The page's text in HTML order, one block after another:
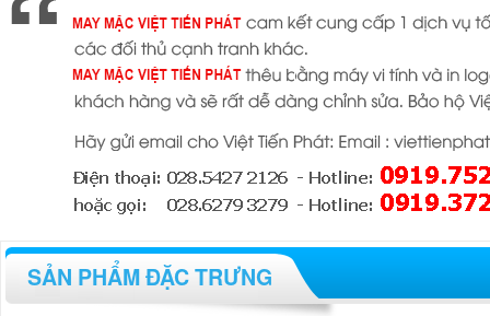
SẢN PHẨM ĐẶC TRƯNG